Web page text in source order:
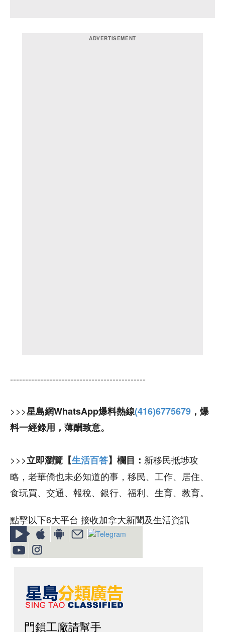
---------------------------------------------
>>>星島網WhatsApp爆料熱線(416)6775679 ，爆
料一經錄用，薄酬致意。
>>>立即瀏覽【生活百答】欄目： 新移民抵埗攻
略，老華僑也未必知道的事，移民、工作、居住、
食玩買、交通、報稅、銀行、福利、生育、教育。
點擊以下6大平台 接收加拿大新聞及生活資訊